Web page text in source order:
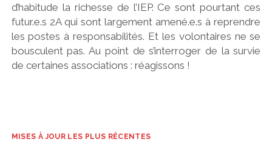
d’habitude la richesse de l’IEP. Ce sont pourtant ces
futur.e.s 2A qui sont largement amené.e.s à reprendre
les postes à responsabilités. Et les volontaires ne se
bousculent pas. Au point de s’interroger de la survie
de certaines associations : réagissons !
MISES À JOUR LES PLUS RÉCENTES